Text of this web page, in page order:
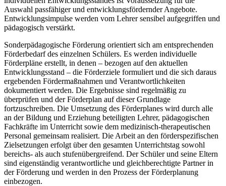
Auswahl passfähiger und entwicklungsfördernder Angebote.
Entwicklungsimpulse werden vom Lehrer sensibel aufgegriffen und
pädagogisch verstärkt.
Sonderpädagogische Förderung orientiert sich am entsprechenden
Förderbedarf des einzelnen Schülers. Es werden individuelle
Förderpläne erstellt, in denen – bezogen auf den aktuellen
Entwicklungsstand – die Förderziele formuliert und die sich daraus
ergebenden Fördermaßnahmen und Verantwortlichkeiten
dokumentiert werden. Die Ergebnisse sind regelmäßig zu
überprüfen und der Förderplan auf dieser Grundlage
fortzuschreiben. Die Umsetzung des Förderplanes wird durch alle
an der Bildung und Erziehung beteiligten Lehrer, pädagogischen
Fachkräfte im Unterricht sowie dem medizinisch-therapeutischen
Personal gemeinsam realisiert. Die Arbeit an den förderspezifischen
Zielsetzungen erfolgt über den gesamten Unterrichtstag sowohl
bereichs- als auch stufenübergreifend. Der Schüler und seine Eltern
sind eigenständig verantwortliche und gleichberechtigte Partner in
der Förderung und werden in den Prozess der Förderplanung
einbezogen.